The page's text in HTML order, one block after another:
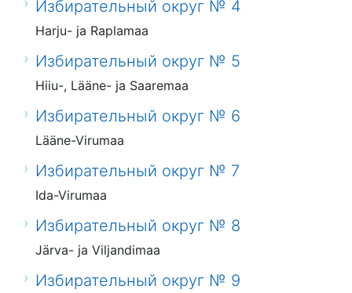
Избирательный округ № 4
Harju- ja Raplamaa
Избирательный округ № 5
Hiiu-, Lääne- ja Saaremaa
Избирательный округ № 6
Lääne-Virumaa
Избирательный округ № 7
Ida-Virumaa
Избирательный округ № 8
Järva- ja Viljandimaa
Избирательный округ № 9